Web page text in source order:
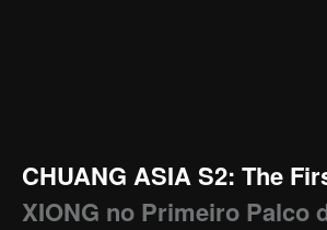
CHUANG ASIA S2: The
XIONG no Primeiro Palco